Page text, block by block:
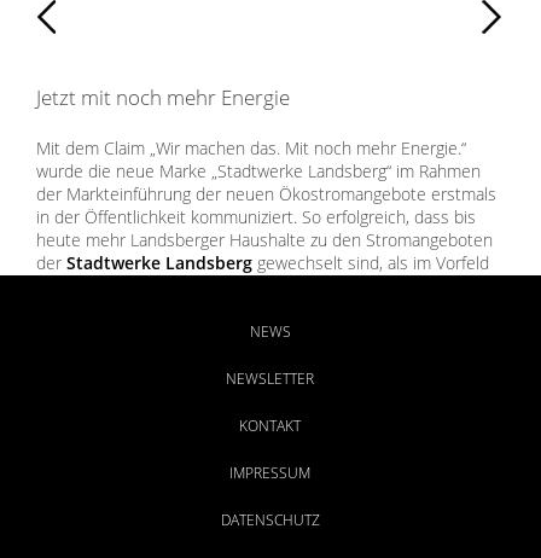
Jetzt mit noch mehr Energie
Mit dem Claim „Wir machen das. Mit noch mehr Energie.“
wurde die neue Marke „Stadtwerke Landsberg“ im Rahmen
der Markteinführung der neuen Ökostromangebote erstmals
in der Öffentlichkeit kommuniziert. So erfolgreich, dass bis
heute mehr Landsberger Haushalte zu den Stromangeboten
der Stadtwerke Landsberggewechselt sind, als im Vorfeld
zusammengefasst und das positive Image des regionalen
NEWS
NEWSLETTER
KONTAKT
IMPRESSUM
DATENSCHUTZ